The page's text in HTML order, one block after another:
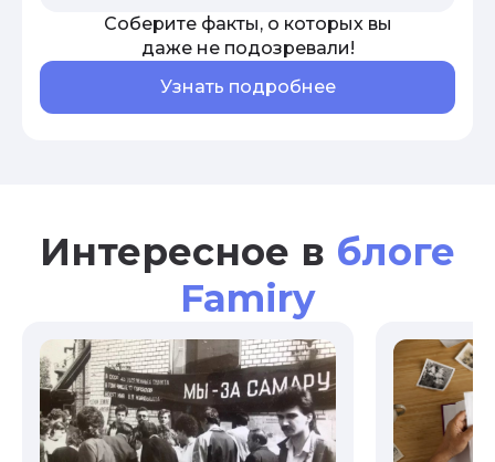
Соберите факты, о которых вы
даже не подозревали!
Узнать подробнее
Интересное в блоге
Famiry